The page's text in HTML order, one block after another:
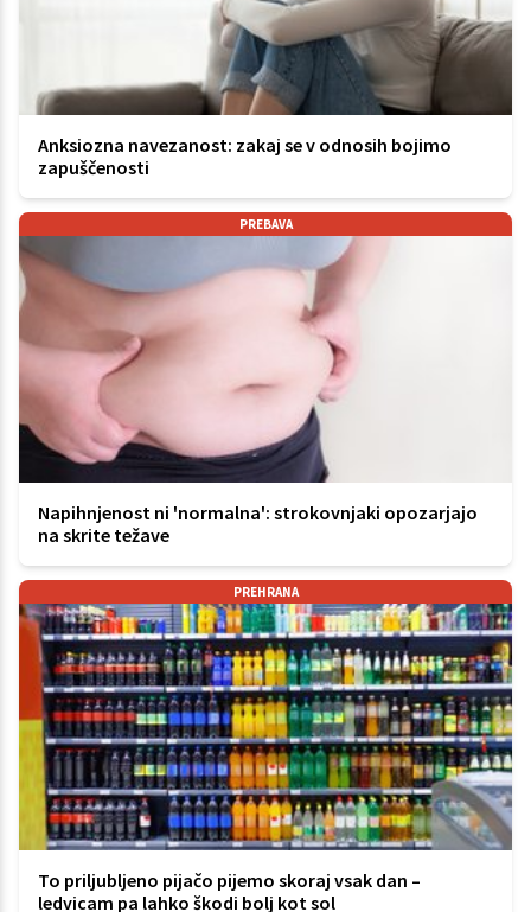
Anksiozna navezanost: zakaj se v odnosih bojimo
zapuščenosti
PREBAVA
Napihnjenost ni 'normalna': strokovnjaki opozarjajo
na skrite težave
PREHRANA
To priljubljeno pijačo pijemo skoraj vsak dan –
ledvicam pa lahko škodi bolj kot sol